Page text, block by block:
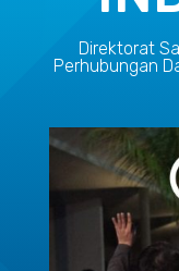
Direktorat
Perhubungan